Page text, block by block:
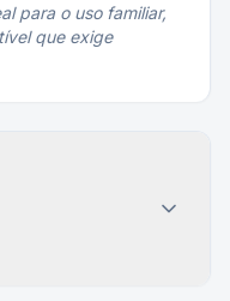
para o uso familiar,
que exige